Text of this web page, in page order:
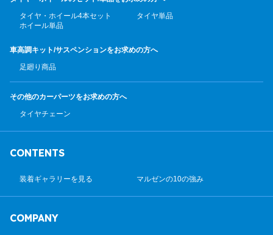
タイヤ・ホイール4本セット
タイヤ単品
ホイール単品
車高調キット/サスペンションをお求めの方へ
足廻り商品
その他のカーパーツをお求めの方へ
タイヤチェーン
CONTENTS
装着ギャラリーを見る マルゼンの10の強み
COMPANY